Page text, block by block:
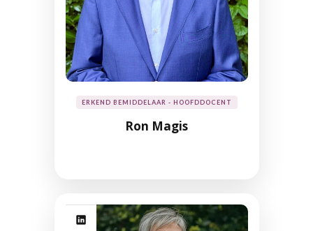
ERKEND BEMIDDELAAR - HOOFDDOCENT
Ron Magis